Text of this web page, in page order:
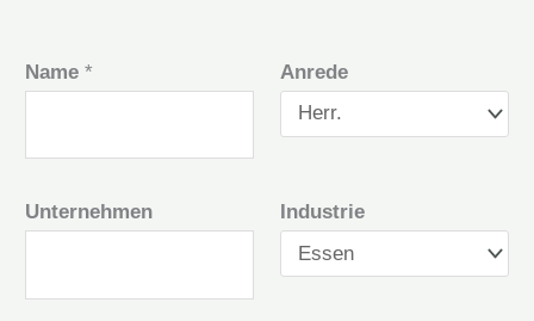
Name * Anrede
Unternehmen Industrie